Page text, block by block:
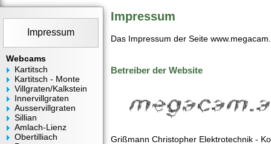
Impressum
Webcams
Kartitsch
Kartitsch - Monte
Villgraten/Kalkstein
Innervillgraten
Ausservillgraten
Sillian
Amlach-Lienz
Obertilliach
Impressum
Das Impressum der Seite
Betreiber der Website
Grißmann Christopher Elektrotechnik -